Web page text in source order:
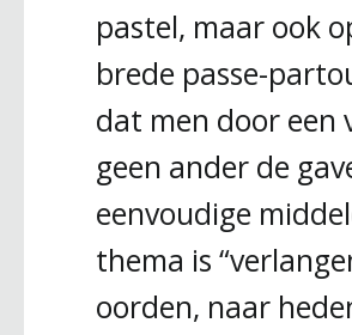
pastel, maar ook
brede passe-
dat men door een
geen ander de
eenvoudige
thema is
oorden, naar